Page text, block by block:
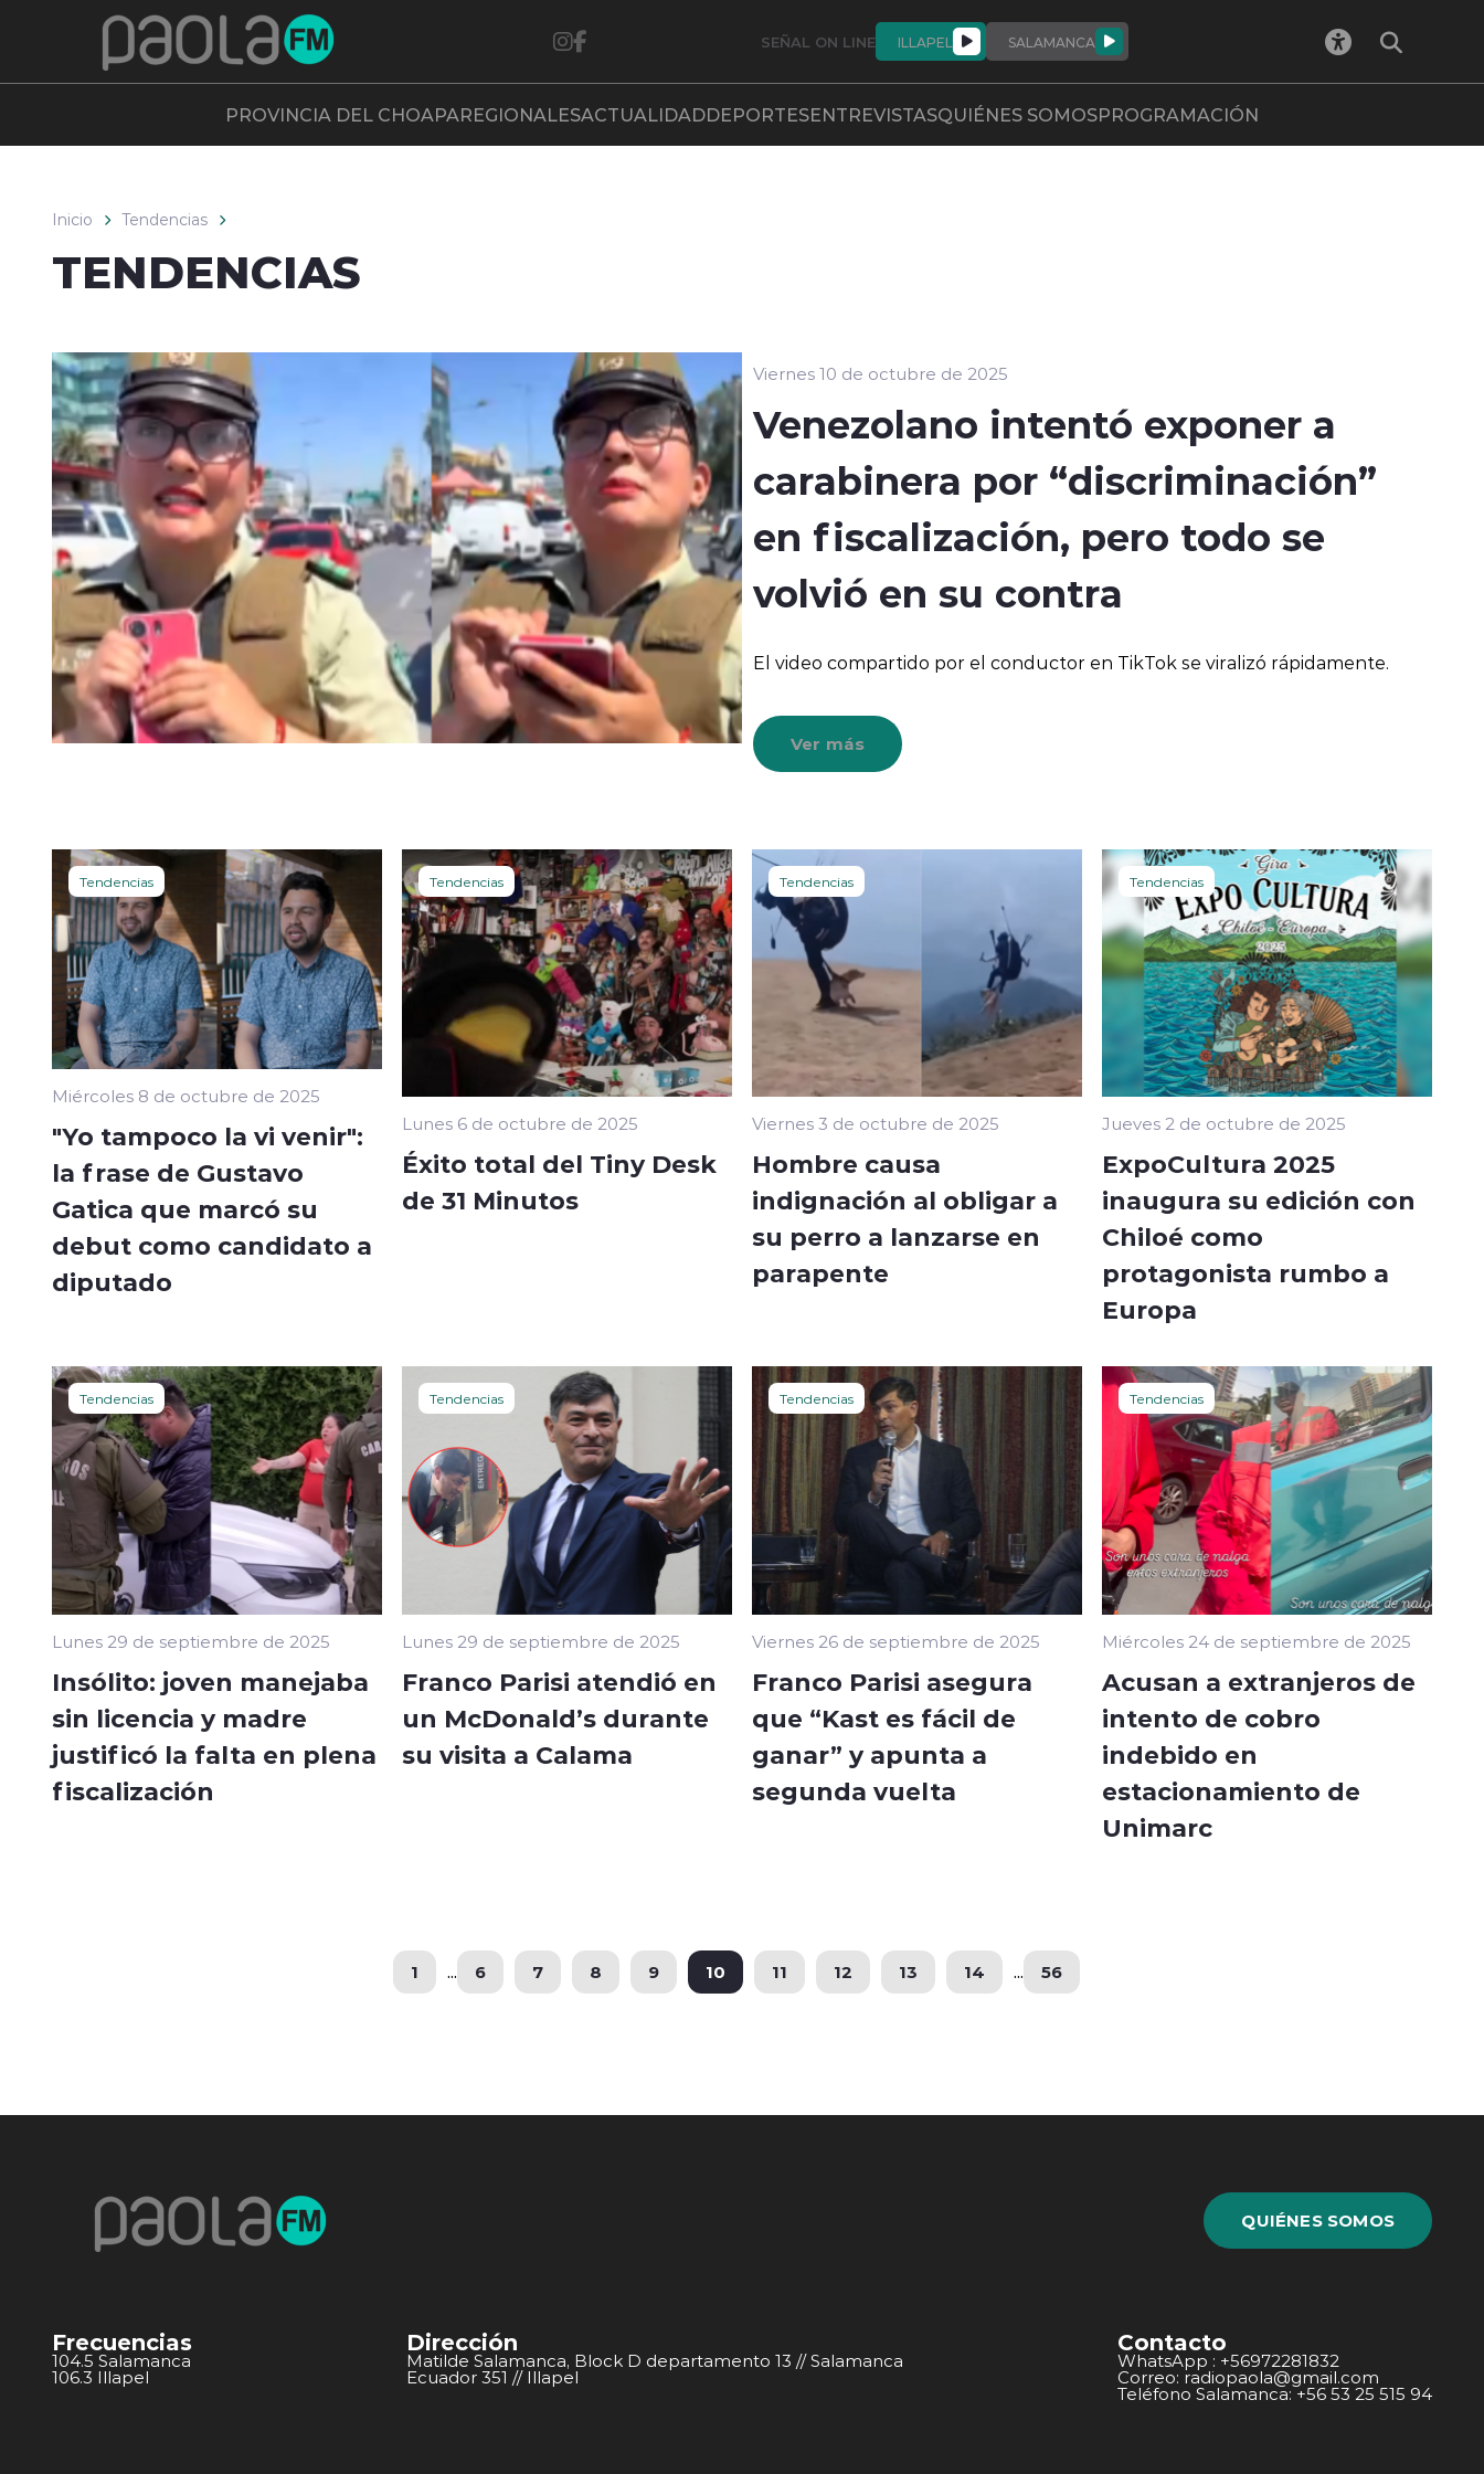
SEÑAL ON LINE ILLAPEL SALAMANCA
PROVINCIA DEL CHOAPAREGIONALESACTUALIDADDEPORTESENTREVISTASQUIÉNES SOMOSPROGRAMACIÓN
Inicio Tendencias
TENDENCIAS
Viernes 10 de octubre de 2025
Venezolano intentó exponer a
carabinera por “discriminación”
en fiscalización, pero todo se
volvió en su contra
El video compartido por el conductor en TikTok se viralizó rápidamente.
Ver más
Tendencias
Miércoles 8 de octubre de 2025
"Yo tampoco la vi venir":
la frase de Gustavo
Gatica que marcó su
debut como candidato a
diputado
Tendencias
Lunes 6 de octubre de 2025
Éxito total del Tiny Desk
de 31 Minutos
Tendencias
Viernes 3 de octubre de 2025
Hombre causa
indignación al obligar a
su perro a lanzarse en
parapente
Tendencias
Jueves 2 de octubre de 2025
ExpoCultura 2025
inaugura su edición con
Chiloé como
protagonista rumbo a
Europa
Tendencias
Lunes 29 de septiembre de 2025
Insólito: joven manejaba
sin licencia y madre
justificó la falta en plena
fiscalización
Tendencias
Lunes 29 de septiembre de 2025
Franco Parisi atendió en
un McDonald’s durante
su visita a Calama
Tendencias
Viernes 26 de septiembre de 2025
Franco Parisi asegura
que “Kast es fácil de
ganar” y apunta a
segunda vuelta
Tendencias
Miércoles 24 de septiembre de 2025
Acusan a extranjeros de
intento de cobro
indebido en
estacionamiento de
Unimarc
1 ... 6 7 8 9 10 11 12 13 14 ... 56
QUIÉNES SOMOS
Frecuencias
104.5 Salamanca
106.3 Illapel
Dirección
Matilde Salamanca, Block D departamento 13 // Salamanca
Ecuador 351 // Illapel
Contacto
WhatsApp : +56972281832
Correo: radiopaola@gmail.com
Teléfono Salamanca: +56 53 25 515 94